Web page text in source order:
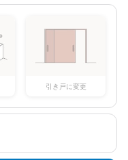
引き戸に変更